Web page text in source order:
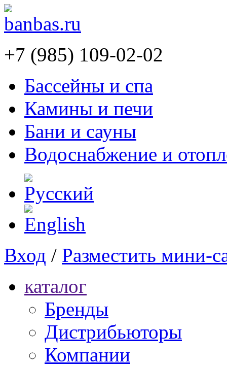
+7 (985) 109-02-02
Бассейны и спа
Камины и печи
Бани и сауны
Водоснабжение и
Вход / Разместить мини-
каталог
Бренды
Дистрибьюторы
Компании